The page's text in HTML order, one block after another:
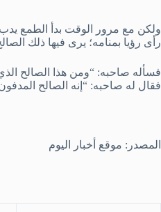
ولكن مع مرور الوقت بدأ الطمع يدب
رأى رؤيا بمنامه؛ يرى فيها ذلك
فسأله صاحبه: “ومن هذا الصالح
فقال له صاحبه: “إنه الصالح
المصدر: موقع أخبار اليوم